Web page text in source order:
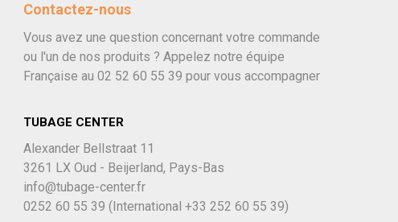
Contactez-nous
Vous avez une question concernant votre commande
ou l'un de nos produits ? Appelez notre équipe
Française au 02 52 60 55 39 pour vous accompagner
TUBAGE CENTER
Alexander Bellstraat 11
3261 LX Oud - Beijerland, Pays-Bas
info@tubage-center.fr
0252 60 55 39 (International +33 252 60 55 39)